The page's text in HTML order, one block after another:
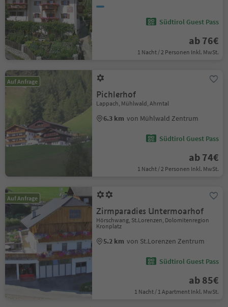
Südtirol Guest Pass
ab 76€
1 Nacht / 2 Personen Inkl. MwSt.
Auf Anfrage
Pichlerhof
Lappach, Mühlwald, Ahrntal
6.3 km von Mühlwald Zentrum
Südtirol Guest Pass
ab 74€
1 Nacht / 2 Personen Inkl. MwSt.
Auf Anfrage
Zirmparadies Untermoarhof
Hörschwang, St.Lorenzen, Dolomitenregion
Kronplatz
5.2 km von St.Lorenzen Zentrum
Südtirol Guest Pass
ab 85€
1 Nacht / 1 Apartment Inkl. MwSt.